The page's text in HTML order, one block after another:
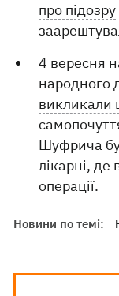
про підозру
4 вересня
народного
викликали
Шуфрича
лікарні, де
операції.
Новини по темі: